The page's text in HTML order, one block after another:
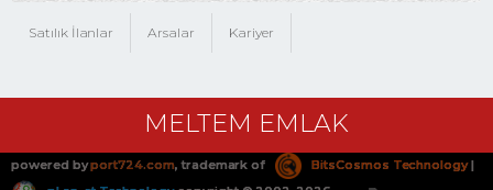
Satılık İlanlar Arsalar Kariyer
MELTEM EMLAK
powered byport724.com, trademark of BitsCosmos Technology|